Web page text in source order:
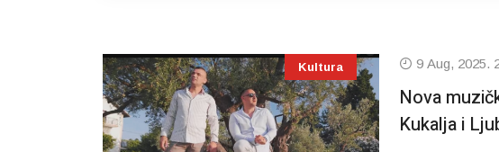
Kultura 9 Aug, 2025.
Nova
Kukalja i